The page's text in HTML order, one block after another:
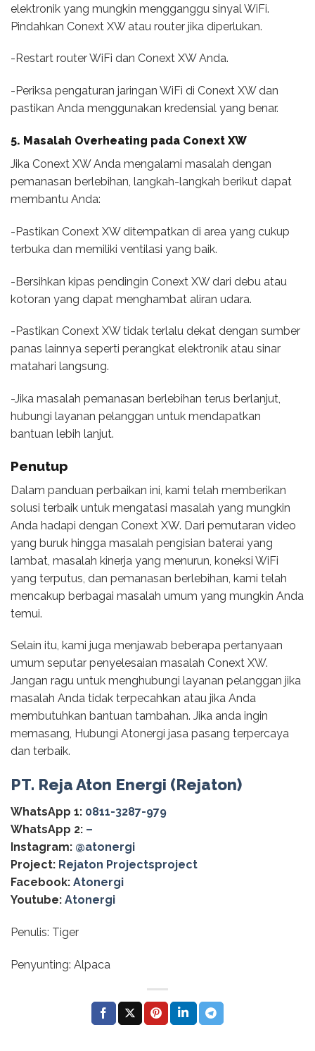
elektronik yang mungkin mengganggu sinyal WiFi.
Pindahkan Conext XW atau router jika diperlukan.
-Restart router WiFi dan Conext XW Anda.
-Periksa pengaturan jaringan WiFi di Conext XW dan
pastikan Anda menggunakan kredensial yang benar.
5. Masalah Overheating pada Conext XW
Jika Conext XW Anda mengalami masalah dengan
pemanasan berlebihan, langkah-langkah berikut dapat
membantu Anda:
-Pastikan Conext XW ditempatkan di area yang cukup
terbuka dan memiliki ventilasi yang baik.
-Bersihkan kipas pendingin Conext XW dari debu atau
kotoran yang dapat menghambat aliran udara.
-Pastikan Conext XW tidak terlalu dekat dengan sumber
panas lainnya seperti perangkat elektronik atau sinar
matahari langsung.
-Jika masalah pemanasan berlebihan terus berlanjut,
hubungi layanan pelanggan untuk mendapatkan
bantuan lebih lanjut.
Penutup
Dalam panduan perbaikan ini, kami telah memberikan
solusi terbaik untuk mengatasi masalah yang mungkin
Anda hadapi dengan Conext XW. Dari pemutaran video
yang buruk hingga masalah pengisian baterai yang
lambat, masalah kinerja yang menurun, koneksi WiFi
yang terputus, dan pemanasan berlebihan, kami telah
mencakup berbagai masalah umum yang mungkin Anda
temui.
Selain itu, kami juga menjawab beberapa pertanyaan
umum seputar penyelesaian masalah Conext XW.
Jangan ragu untuk menghubungi layanan pelanggan jika
masalah Anda tidak terpecahkan atau jika Anda
membutuhkan bantuan tambahan. Jika anda ingin
memasang, Hubungi Atonergi jasa pasang terpercaya
dan terbaik.
PT. Reja Aton Energi (Rejaton)
WhatsApp 1: 0811-3287-979
WhatsApp 2: –
Instagram: @‌atonergi
Project: Rejaton Projectsproject
Facebook: Atonergi
Youtube: Atonergi
Penulis: Tiger
Penyunting: Alpaca